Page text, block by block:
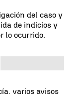
del caso y
de indicios y
lo ocurrido.
varios avisos